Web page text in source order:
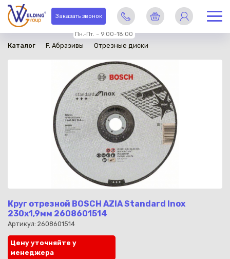
Заказать звонок
Пн.-Пт. – 9:00-18:00
Каталог F. Абразивы Отрезные диски
Круг отрезной BOSCH AZIA Standard Inox
230x1,9мм 2608601514
Артикул: 2608601514
в наличии
Цену уточняйте у
менеджера